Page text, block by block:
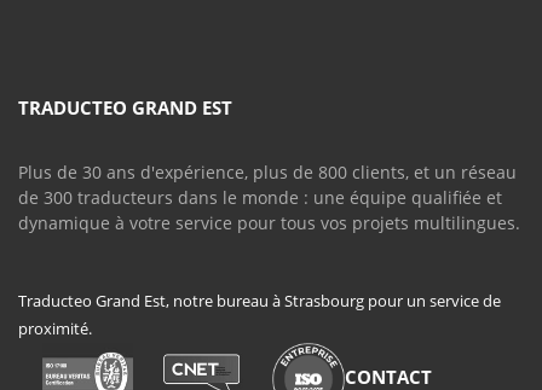
TRADUCTEO GRAND EST
Plus de 30 ans d'expérience, plus de 800 clients, et un réseau
de 300 traducteurs dans le monde : une équipe qualifiée et
dynamique à votre service pour tous vos projets multilingues.
Traducteo Grand Est, notre bureau à Strasbourg pour un service de
proximité.
CONTACT